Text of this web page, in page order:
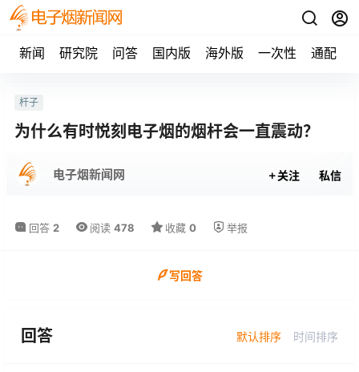
新闻 研究院 问答 国内版 海外版 一次性 通配
杆子
为什么有时悦刻电子烟的烟杆会一直震动？
电子烟新闻网 关注 私信
回答 2 阅读 478 收藏 0 举报
写回答
回答 默认排序 时间排序